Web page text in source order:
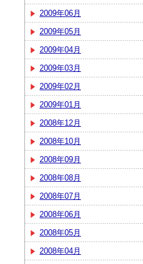
2009年06月
2009年05月
2009年04月
2009年03月
2009年02月
2009年01月
2008年12月
2008年10月
2008年09月
2008年08月
2008年07月
2008年06月
2008年05月
2008年04月